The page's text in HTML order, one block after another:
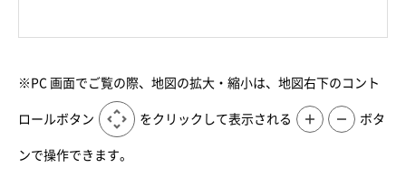
※PC 画面でご覧の際、地図の拡大・縮小は、地図右下のコント
ロールボタン をクリックして表示される ＋ － ボタ
ンで操作できます。